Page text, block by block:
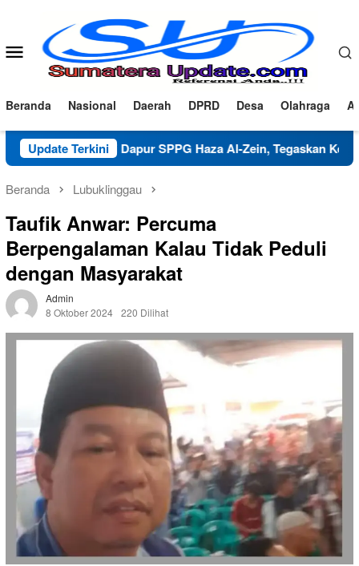
Menu
Mobile
Beranda Nasional Daerah DPRD Desa Olahraga
Update Terkini
Dapur SPPG Haza Al-Zein, Tegaskan Komitmen Jaga
Beranda Lubuklinggau
Taufik Anwar: Percuma
Berpengalaman Kalau Tidak Peduli
dengan Masyarakat
Admin
8 Oktober 2024 220 Dilihat